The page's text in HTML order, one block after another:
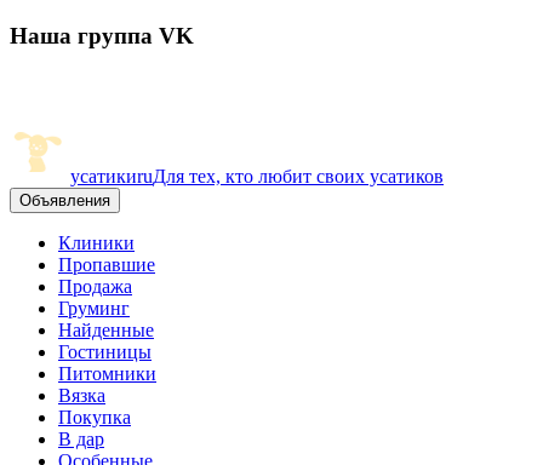
Наша группа VK
усатикиruДля тех, кто любит своих усатиков
Объявления
Клиники
Пропавшие
Продажа
Груминг
Найденные
Гостиницы
Питомники
Вязка
Покупка
В дар